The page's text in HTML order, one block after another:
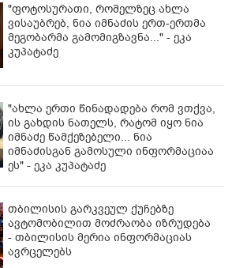
"ფოტოსურათი, რომელზეც ახლა
ვისაუბრებ, ნია იმნაძის ერთ-ერთმა
მეგობარმა გამომიგზავნა..." - ეკა
კუპატაძე
"ახლა ერთი წინადადება რომ ვთქვა,
ის გახდის ნათელს, რატომ იყო ნია
იმნაძე წამქეზებელი... ნია
იმნაძისგან გამოსული ინფორმაციაა
ეს" - ეკა კუპატაძე
თბილისის გარკვეულ ქუჩებზე
ავტომობილით მოძრაობა იზრუდება
- თბილისის მერია ინფორმაციას
ავრცელებს